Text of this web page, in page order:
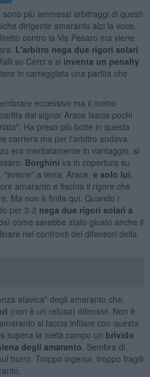
sono più ammessi arbitraggi di questi
dirigente amaranto alzi la voce.
contro la Vis Pesaro ma viene
L'arbitro nega due rigori solari
su Cerci e si inventa un penalty
in carreggiata una partita che
eccessivo ma il metro
dal signor Arace lascia pochi
Ha preso più botte in questa
carriera ma per l'arbitro andava
era meritatamente in vantaggio, si
Borghini va in copertura su
a terra. Arace, e solo lui
amaranto e fischia il rigore che
Ma non è finita qui. Quando i
per 3-2 nega due rigori solari a
come sarebbe stato giusto anche il
nei confronti dei difensori della
atavica" degli amaranto che,
(non è un refuso) difensivi. Non è
si faccia infilare con questa
supera la metà campo un brivido
degli amaranto . Sembra di
burro. Troppo ingenui, troppo fragili